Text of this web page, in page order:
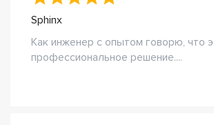
Sphinx
Как инженер с опытом говорю, что
профессиональное решение....